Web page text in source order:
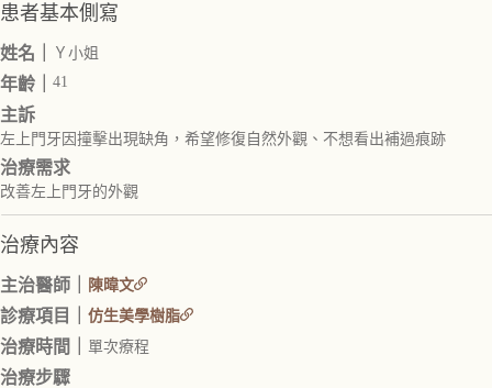
患者基本側寫
姓名｜ Ｙ小姐
年齡｜ 41
主訴
左上門牙因撞擊出現缺角，希望修復自然外觀、不想看出補過痕跡
治療需求
改善左上門牙的外觀
治療內容
主治醫師｜ 陳暐文
診療項目｜ 仿生美學樹脂
治療時間｜ 單次療程
治療步驟